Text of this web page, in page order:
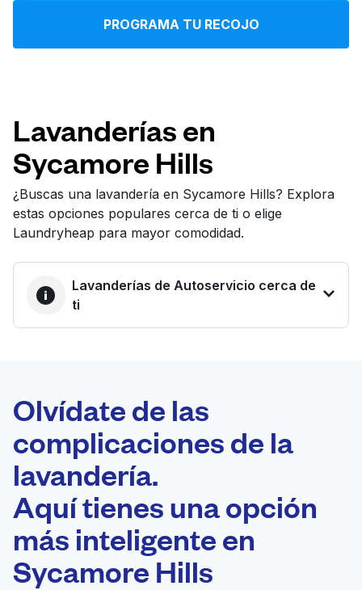
Síguenos en
PROGRAMA TU RECOJO
Lavanderías en
Sycamore Hills
¿Buscas una lavandería en Sycamore Hills? Explora
estas opciones populares cerca de ti o elige
Laundryheap para mayor comodidad.
Lavanderías de Autoservicio cerca de
ti
Laundryheap.com
Programa tu recogida
0 min
Recojo y entrega
casa
Abierto 24/7
Olvídate de las
complicaciones de la
lavandería.
Aquí tienes una opción
más inteligente en
Sycamore Hills